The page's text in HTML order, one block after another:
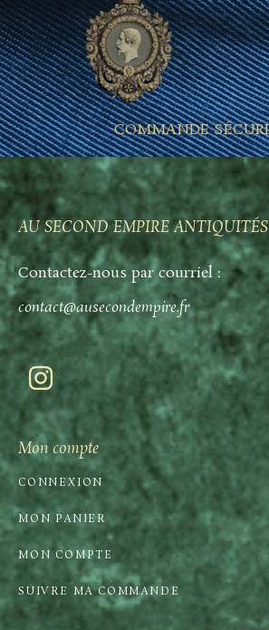
COMMANDE
AU SECOND EMPIRE ANTIQUITÉS
Contactez-nous par courriel :
contact@ausecondempire.fr
Mon compte
CONNEXION
MON PANIER
MON COMPTE
SUIVRE MA COMMANDE